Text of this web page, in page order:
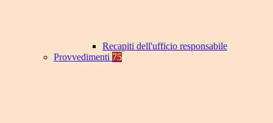
Recapiti dell'ufficio responsabile
Provvedimenti 75